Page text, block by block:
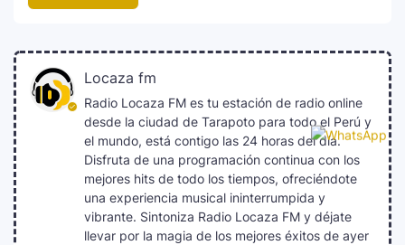
Locaza fm
Radio Locaza FM es tu estación de radio online
desde la ciudad de Tarapoto para todo el Perú y
el mundo, está contigo las 24 horas del día.
Disfruta de una programación continua con los
mejores hits de todo los tiempos, ofreciéndote
una experiencia musical ininterrumpida y
vibrante. Sintoniza Radio Locaza FM y déjate
llevar por la magia de los mejores éxitos de ayer